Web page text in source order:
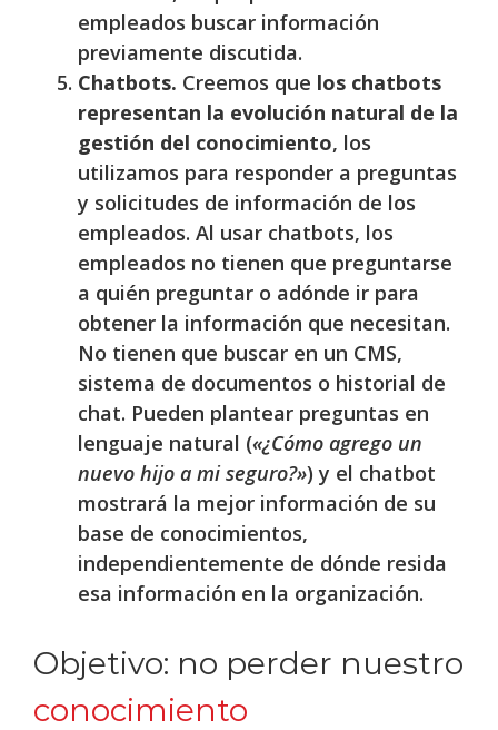
empleados buscar información
previamente discutida.
Chatbots. Creemos que los chatbots
representan la evolución natural de la
gestión del conocimiento, los
utilizamos para responder a preguntas
y solicitudes de información de los
empleados. Al usar chatbots, los
empleados no tienen que preguntarse
a quién preguntar o adónde ir para
obtener la información que necesitan.
No tienen que buscar en un CMS,
sistema de documentos o historial de
chat. Pueden plantear preguntas en
lenguaje natural («¿Cómo agrego un
nuevo hijo a mi seguro?») y el chatbot
mostrará la mejor información de su
base de conocimientos,
independientemente de dónde resida
esa información en la organización.
Objetivo: no perder nuestro
conocimiento